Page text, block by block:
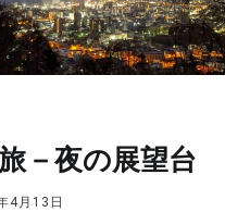
－夜の展望台
4月13日